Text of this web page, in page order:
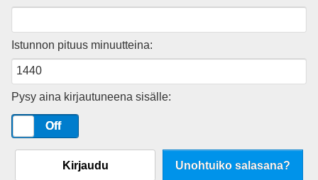
Istunnon pituus minuutteina:
Pysy aina kirjautuneena sisälle:
Off
Kirjaudu Unohtuiko salasana?